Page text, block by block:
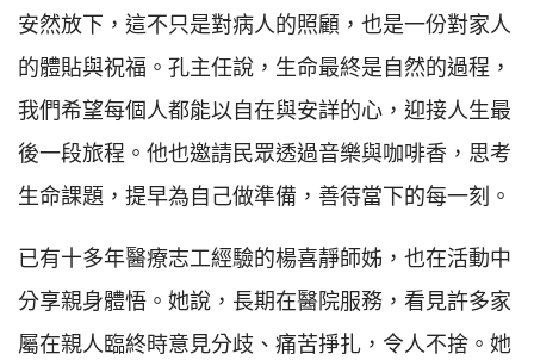
安然放下，這不只是對病人的照顧，也是一份對家人
的體貼與祝福。孔主任說，生命最終是自然的過程，
我們希望每個人都能以自在與安詳的心，迎接人生最
後一段旅程。他也邀請民眾透過音樂與咖啡香，思考
生命課題，提早為自己做準備，善待當下的每一刻。
已有十多年醫療志工經驗的楊喜靜師姊，也在活動中
分享親身體悟。她說，長期在醫院服務，看見許多家
屬在親人臨終時意見分歧、痛苦掙扎，令人不捨。她